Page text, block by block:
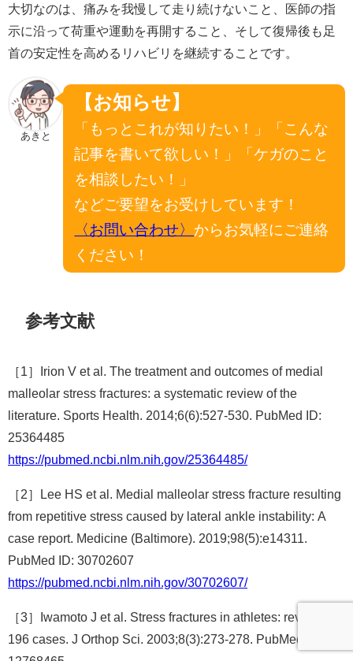
大切なのは、痛みを我慢して走り続けないこと、医師の指
示に沿って荷重や運動を再開すること、そして復帰後も足
首の安定性を高めるリハビリを継続することです。
あきと
【お知らせ】
「もっとこれが知りたい！」「こんな
記事を書いて欲しい！」「ケガのこと
を相談したい！」
などご要望をお受けしています！
〈お問い合わせ〉 からお気軽にご連絡
ください！
参考文献
［1］Irion V et al. The treatment and outcomes of medial
malleolar stress fractures: a systematic review of the
literature. Sports Health. 2014;6(6):527-530. PubMed ID:
25364485
https://pubmed.ncbi.nlm.nih.gov/25364485/
［2］Lee HS et al. Medial malleolar stress fracture resulting
from repetitive stress caused by lateral ankle instability: A
case report. Medicine (Baltimore). 2019;98(5):e14311.
PubMed ID: 30702607
https://pubmed.ncbi.nlm.nih.gov/30702607/
［3］Iwamoto J et al. Stress fractures in athletes: review of
196 cases. J Orthop Sci. 2003;8(3):273-278. PubMed ID: